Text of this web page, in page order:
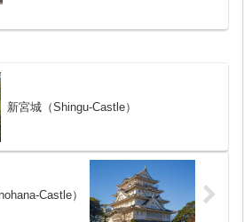
守閣は、昭和...
新宮城（Shingu-Castle）
Castle）